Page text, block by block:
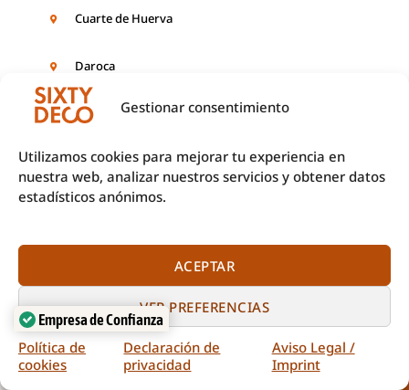
Gestionar consentimiento
Utilizamos cookies para mejorar tu experiencia en
nuestra web, analizar nuestros servicios y obtener datos
estadísticos anónimos.
ACEPTAR
VER PREFERENCIAS
Política de
cookies
Declaración de
privacidad
Aviso Legal /
Imprint
Cuarte de Huerva
Daroca
Ejea de los Caballeros
El Burgo de Ebro
Fabara
Figueruelas
Llamar Pedir presupuesto
Empresa de Confianza
Verificado por: Trustindex